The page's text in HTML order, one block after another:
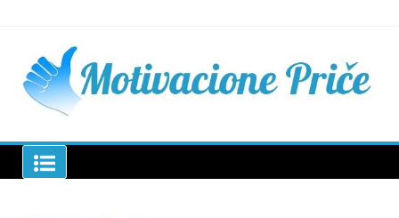
Motivacione Priče